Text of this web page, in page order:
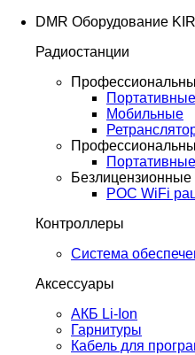
DMR Оборудование
Радиостанции
Портативные
Мобильные
Портативные
POC WiFi
Контроллеры
Система
Аксессуары
АКБ Li-Ion
Гарнитуры
Кабель для